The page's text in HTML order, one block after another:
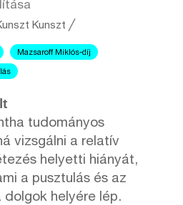
Kunszt ╱
Mazsaroff Miklós-díj
tudományos
vizsgálni a relatív
helyetti hiányát,
a pusztulás és az
dolgok helyére lép.